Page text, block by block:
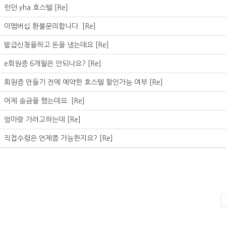
런던 yha 호스텔 [Re]
이멤버십 환불문의합니다. [Re]
발급신청을하고 돈을 냈는데요 [Re]
e회원증 6개월은 안되나요? [Re]
회원증 만들기 전에 예약한 호스텔 할인가능 여부 [Re]
어제 송금을 했는데요. [Re]
엄마랑 가려고하는데 [Re]
직접수령은 언제쯤 가능한지요? [Re]